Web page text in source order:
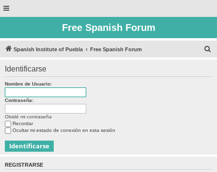
Free Spanish Forum
Spanish Institute of Puebla Free Spanish Forum
Identificarse
Nombre de Usuario:
Contraseña:
Olvidé mi contraseña
Recordar
Ocultar mi estado de conexión en esta sesión
REGISTRARSE